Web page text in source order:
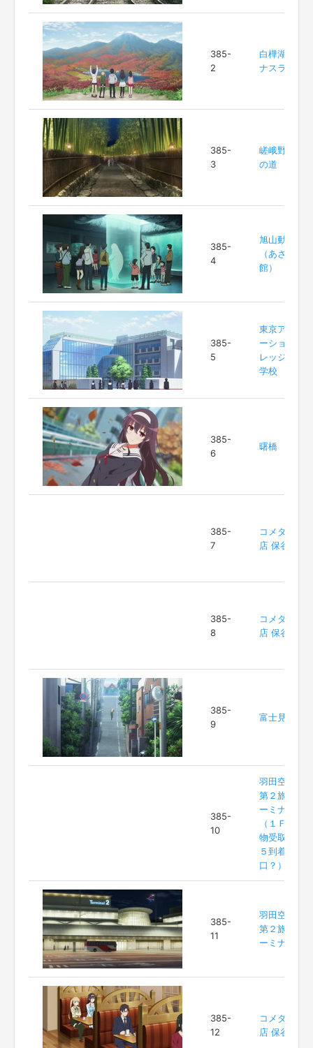
385-
2
白樺湖ビー
ナスライン
385-
3
嵯峨野 竹林
の道
385-
4
旭山動物園
（あざらし
館）
385-
5
東京アニメ
ーションカ
レッジ専門
学校
385-
6
曙橋
385-
7
コメダ珈琲
店 保谷店
385-
8
コメダ珈琲
店 保谷店
385-
9
富士見坂
385-
10
羽田空港
第２旅客タ
ーミナル
（１Ｆ手荷
物受取場
５到着出
口？）
385-
11
羽田空港
第２旅客タ
ーミナル
385-
12
コメダ珈琲
店 保谷店